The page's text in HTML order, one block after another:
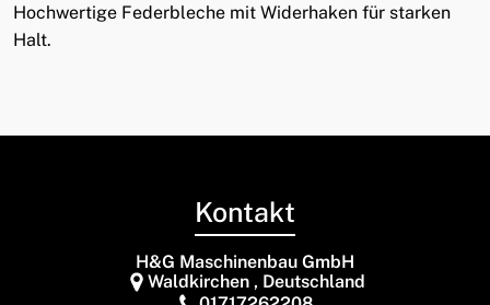
Hochwertige Federbleche mit Widerhaken für starken
Halt.
Kontakt
H&G Maschinenbau GmbH
Waldkirchen , Deutschland